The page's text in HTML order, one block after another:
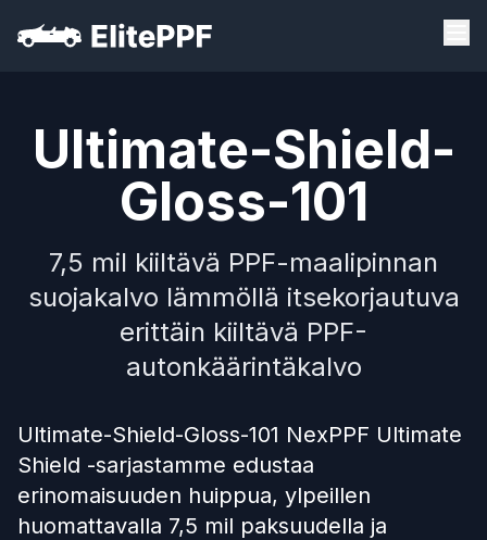
Ultimate-Shield-
Gloss-101
7,5 mil kiiltävä PPF-maalipinnan
suojakalvo lämmöllä itsekorjautuva
erittäin kiiltävä PPF-
autonkäärintäkalvo
Ultimate-Shield-Gloss-101 NexPPF Ultimate
Shield -sarjastamme edustaa
erinomaisuuden huippua, ylpeillen
huomattavalla 7,5 mil paksuudella ja